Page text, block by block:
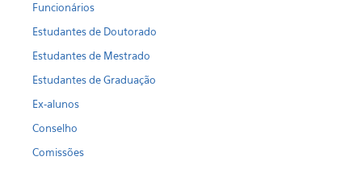
Funcionários
Estudantes de Doutorado
Estudantes de Mestrado
Estudantes de Graduação
Ex-alunos
Conselho
Comissões